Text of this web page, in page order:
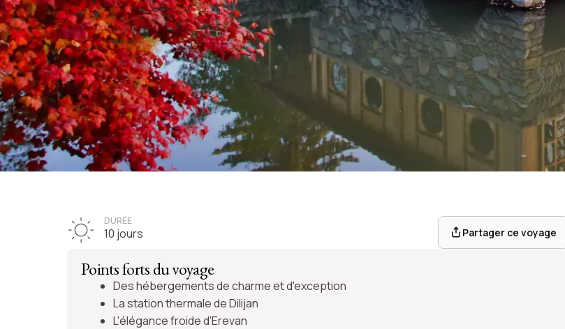
Chic et charme en
Arménie
DURÉE
10 jours Partager ce voyage
Points forts du voyage
Des hébergements de charme et d'exception
La station thermale de Dilijan
L'élégance froide d'Erevan